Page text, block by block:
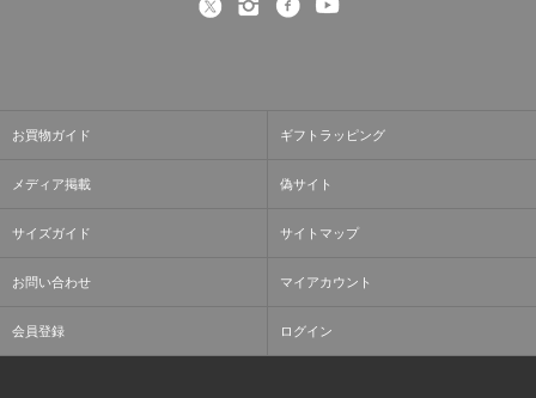
お買物ガイド ギフトラッピング
メディア掲載 偽サイト
サイズガイド サイトマップ
お問い合わせ マイアカウント
会員登録 ログイン